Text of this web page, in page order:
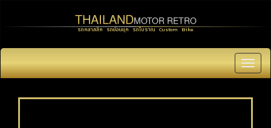
THAILANDMOTOR RETRO
รถคลาสสิค รถย้อนยุค รถโบราณ Custom Bike